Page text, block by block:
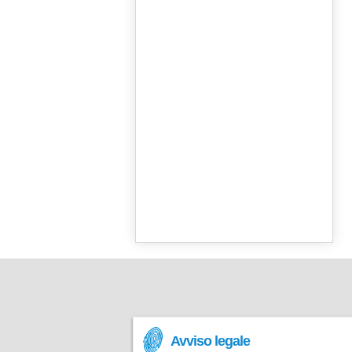
Avviso legale